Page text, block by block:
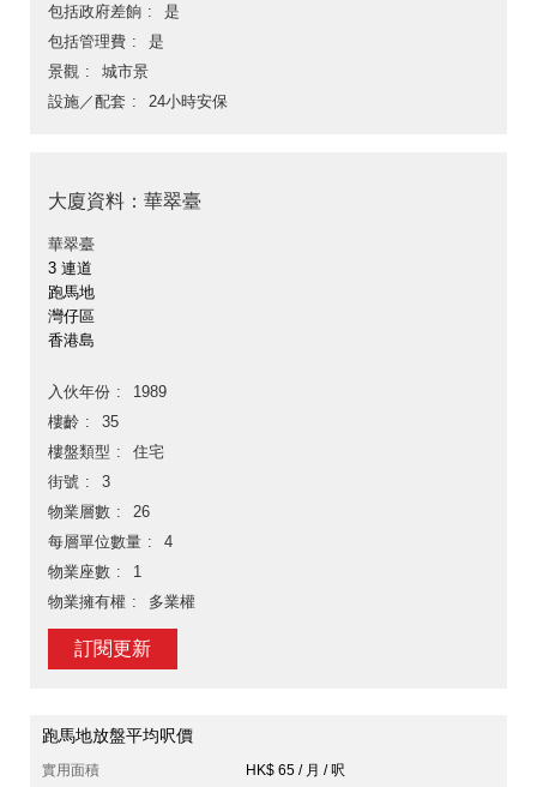
包括政府差餉
是
包括管理費
是
景觀
城市景
設施／配套
24小時安保
大廈資料：華翠臺
華翠臺
3 連道
跑馬地
灣仔區
香港島
入伙年份
1989
樓齡
35
樓盤類型
住宅
街號
3
物業層數
26
每層單位數量
4
物業座數
1
物業擁有權
多業權
訂閱更新
跑馬地放盤平均呎價
實用面積
HK$ 65 / 月 / 呎